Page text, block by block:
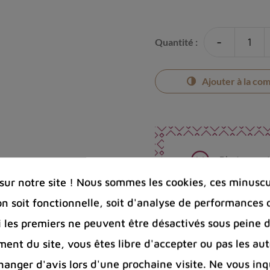
Quantité : -
Ajouter à la
Photos
Port offert
Bijoux
notre site ! Nous sommes les cookies, ces
soit fonctionnelle, soit d'analyse de performances
les premiers ne peuvent être désactivés sous peine
du site, vous êtes libre d'accepter ou pas les
d'avis lors d'une prochaine visite. Ne vous